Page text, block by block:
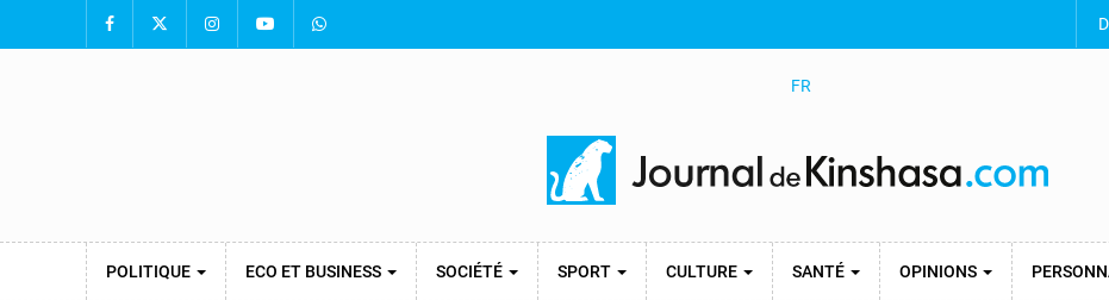
FR
POLITIQUE ECO ET BUSINESS SOCIÉTÉ SPORT CULTURE SANTÉ OPINIONS